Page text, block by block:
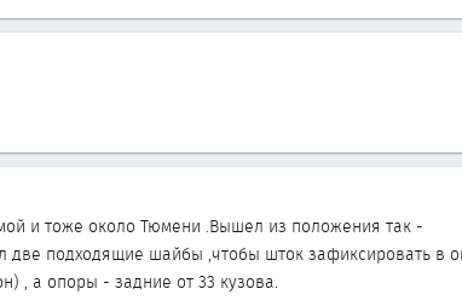
и тоже около Тюмени .Вышел из положения так -
две подходящие шайбы ,чтобы шток зафиксировать в
, а опоры - задние от 33 кузова.